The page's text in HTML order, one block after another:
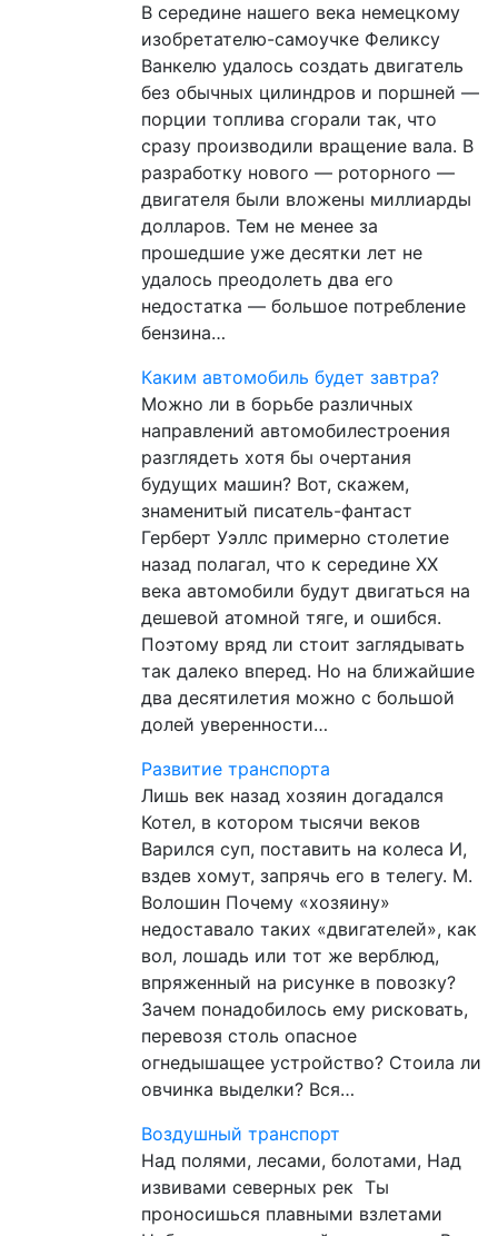
В середине нашего века немецкому
изобретателю-самоучке Феликсу
Ванкелю удалось создать двигатель
без обычных цилиндров и поршней —
порции топлива сгорали так, что
сразу производили вращение вала. В
разработку нового — роторного —
двигателя были вложены миллиарды
долларов. Тем не менее за
прошедшие уже десятки лет не
удалось преодолеть два его
недостатка — большое потребление
бензина…
Каким автомобиль будет завтра?
Можно ли в борьбе различных
направлений автомобилестроения
разглядеть хотя бы очертания
будущих машин? Вот, скажем,
знаменитый писатель-фантаст
Герберт Уэллс примерно столетие
назад полагал, что к середине XX
века автомобили будут двигаться на
дешевой атомной тяге, и ошибся.
Поэтому вряд ли стоит заглядывать
так далеко вперед. Но на ближайшие
два десятилетия можно с большой
долей уверенности…
Развитие транспорта
Лишь век назад хозяин догадался
Котел, в котором тысячи веков
Варился суп, поставить на колеса И,
вздев хомут, запрячь его в телегу. М.
Волошин Почему «хозяину»
недоставало таких «двигателей», как
вол, лошадь или тот же верблюд,
впряженный на рисунке в повозку?
Зачем понадобилось ему рисковать,
перевозя столь опасное
огнедышащее устройство? Стоила ли
овчинка выделки? Вся…
Воздушный транспорт
Над полями, лесами, болотами, Над
извивами северных рек Ты
проносишься плавными взлетами